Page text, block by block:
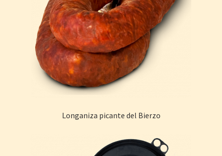
Longaniza picante del Bierzo